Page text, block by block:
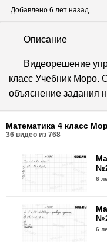
Добавлено 6 лет назад
Описание
Видеорешение
класс Учебник Моро.
объяснение задания
Математика 4 класс
36 видео из 768
6
6